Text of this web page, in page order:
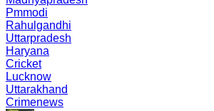
Pmmodi
Rahulgandhi
Uttarpradesh
Haryana
Cricket
Lucknow
Uttarakhand
Crimenews